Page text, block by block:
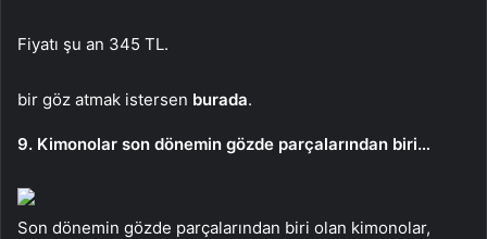
Fiyatı şu an 345 TL.
bir göz atmak istersen burada.
9. Kimonolar son dönemin gözde parçalarından biri…
Son dönemin gözde parçalarından biri olan kimonolar,